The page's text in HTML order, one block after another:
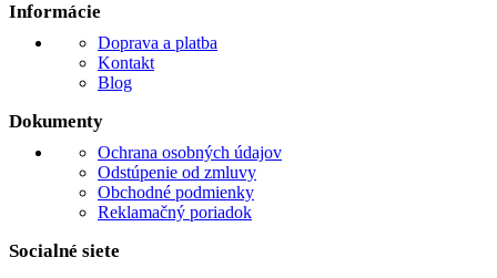
Informácie
Doprava a platba
Kontakt
Blog
Dokumenty
Ochrana osobných údajov
Odstúpenie od zmluvy
Obchodné podmienky
Reklamačný poriadok
Socialné siete